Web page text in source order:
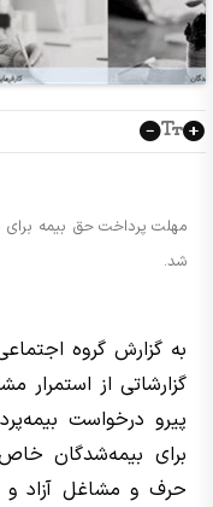
شد.
به گزارش گروه
گزارشاتی از استمرار
پیرو درخواست
برای بیمه‌شدگان
حرف و مشاغل آزاد و